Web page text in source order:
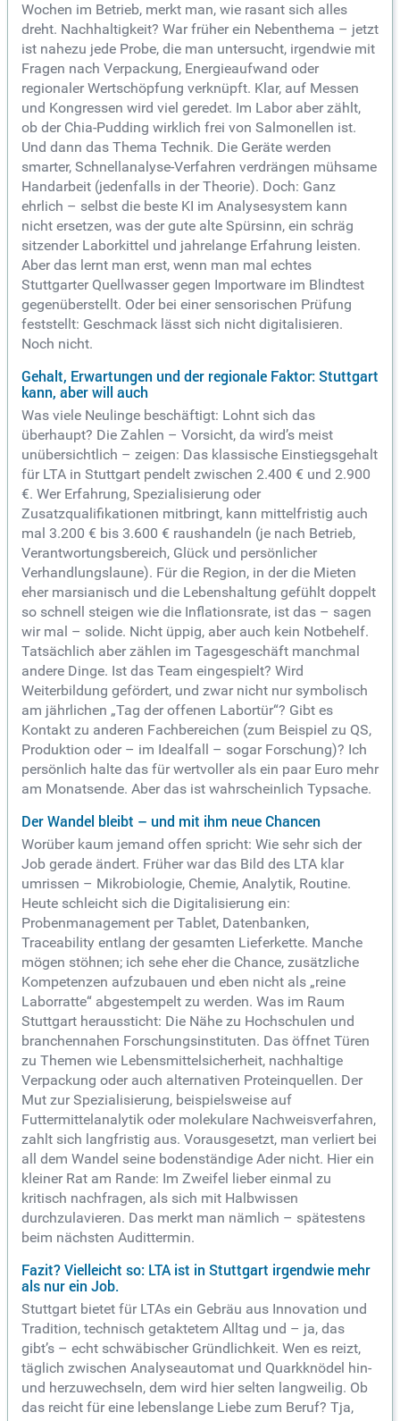
Wochen im Betrieb, merkt man, wie rasant sich alles
dreht. Nachhaltigkeit? War früher ein Nebenthema – jetzt
ist nahezu jede Probe, die man untersucht, irgendwie mit
Fragen nach Verpackung, Energieaufwand oder
regionaler Wertschöpfung verknüpft. Klar, auf Messen
und Kongressen wird viel geredet. Im Labor aber zählt,
ob der Chia-Pudding wirklich frei von Salmonellen ist.
Und dann das Thema Technik. Die Geräte werden
smarter, Schnellanalyse-Verfahren verdrängen mühsame
Handarbeit (jedenfalls in der Theorie). Doch: Ganz
ehrlich – selbst die beste KI im Analysesystem kann
nicht ersetzen, was der gute alte Spürsinn, ein schräg
sitzender Laborkittel und jahrelange Erfahrung leisten.
Aber das lernt man erst, wenn man mal echtes
Stuttgarter Quellwasser gegen Importware im Blindtest
gegenüberstellt. Oder bei einer sensorischen Prüfung
feststellt: Geschmack lässt sich nicht digitalisieren.
Noch nicht.
Gehalt, Erwartungen und der regionale Faktor: Stuttgart
kann, aber will auch
Was viele Neulinge beschäftigt: Lohnt sich das
überhaupt? Die Zahlen – Vorsicht, da wird’s meist
unübersichtlich – zeigen: Das klassische Einstiegsgehalt
für LTA in Stuttgart pendelt zwischen 2.400 € und 2.900
€. Wer Erfahrung, Spezialisierung oder
Zusatzqualifikationen mitbringt, kann mittelfristig auch
mal 3.200 € bis 3.600 € raushandeln (je nach Betrieb,
Verantwortungsbereich, Glück und persönlicher
Verhandlungslaune). Für die Region, in der die Mieten
eher marsianisch und die Lebenshaltung gefühlt doppelt
so schnell steigen wie die Inflationsrate, ist das – sagen
wir mal – solide. Nicht üppig, aber auch kein Notbehelf.
Tatsächlich aber zählen im Tagesgeschäft manchmal
andere Dinge. Ist das Team eingespielt? Wird
Weiterbildung gefördert, und zwar nicht nur symbolisch
am jährlichen „Tag der offenen Labortür“? Gibt es
Kontakt zu anderen Fachbereichen (zum Beispiel zu QS,
Produktion oder – im Idealfall – sogar Forschung)? Ich
persönlich halte das für wertvoller als ein paar Euro mehr
am Monatsende. Aber das ist wahrscheinlich Typsache.
Der Wandel bleibt – und mit ihm neue Chancen
Worüber kaum jemand offen spricht: Wie sehr sich der
Job gerade ändert. Früher war das Bild des LTA klar
umrissen – Mikrobiologie, Chemie, Analytik, Routine.
Heute schleicht sich die Digitalisierung ein:
Probenmanagement per Tablet, Datenbanken,
Traceability entlang der gesamten Lieferkette. Manche
mögen stöhnen; ich sehe eher die Chance, zusätzliche
Kompetenzen aufzubauen und eben nicht als „reine
Laborratte“ abgestempelt zu werden. Was im Raum
Stuttgart heraussticht: Die Nähe zu Hochschulen und
branchennahen Forschungsinstituten. Das öffnet Türen
zu Themen wie Lebensmittelsicherheit, nachhaltige
Verpackung oder auch alternativen Proteinquellen. Der
Mut zur Spezialisierung, beispielsweise auf
Futtermittelanalytik oder molekulare Nachweisverfahren,
zahlt sich langfristig aus. Vorausgesetzt, man verliert bei
all dem Wandel seine bodenständige Ader nicht. Hier ein
kleiner Rat am Rande: Im Zweifel lieber einmal zu
kritisch nachfragen, als sich mit Halbwissen
durchzulavieren. Das merkt man nämlich – spätestens
beim nächsten Audittermin.
Fazit? Vielleicht so: LTA ist in Stuttgart irgendwie mehr
als nur ein Job.
Stuttgart bietet für LTAs ein Gebräu aus Innovation und
Tradition, technisch getaktetem Alltag und – ja, das
gibt’s – echt schwäbischer Gründlichkeit. Wen es reizt,
täglich zwischen Analyseautomat und Quarkknödel hin-
und herzuwechseln, dem wird hier selten langweilig. Ob
das reicht für eine lebenslange Liebe zum Beruf? Tja,